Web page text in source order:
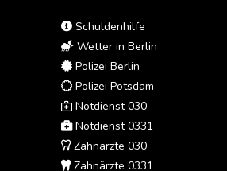
Schuldenhilfe
Wetter in Berlin
Polizei Berlin
Polizei Potsdam
Notdienst 030
Notdienst 0331
Zahnärzte 030
Zahnärzte 0331